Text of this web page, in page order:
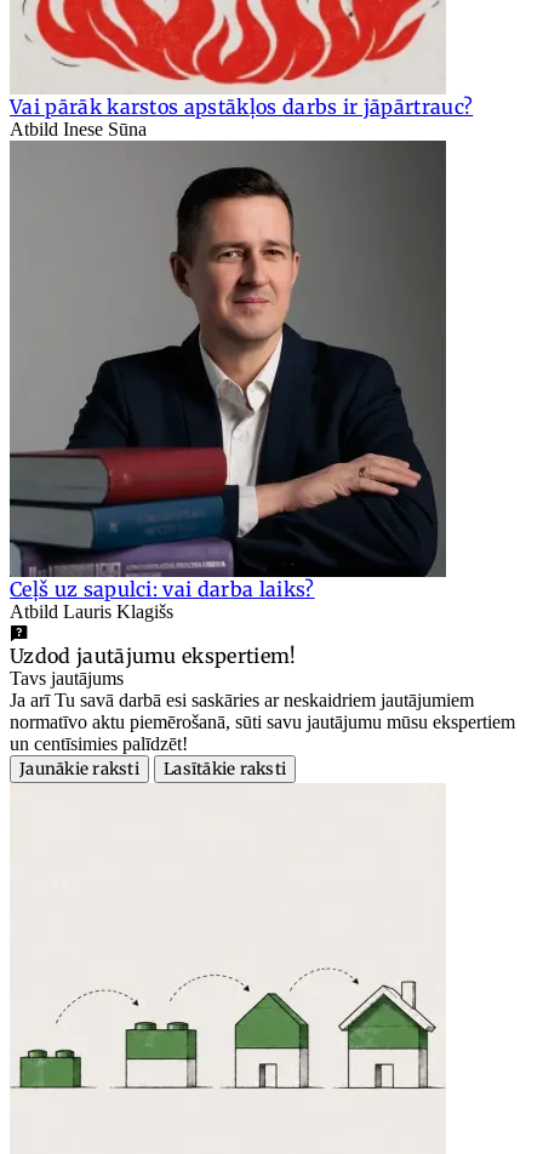
Vai pārāk karstos apstākļos darbs ir jāpārtrauc?
Atbild Inese Sūna
Ceļš uz sapulci: vai darba laiks?
Atbild Lauris Klagišs
Uzdod jautājumu ekspertiem!
Tavs jautājums
Ja arī Tu savā darbā esi saskāries ar neskaidriem jautājumiem
normatīvo aktu piemērošanā, sūti savu jautājumu mūsu ekspertiem
un centīsimies palīdzēt!
Jaunākie raksti
Lasītākie raksti